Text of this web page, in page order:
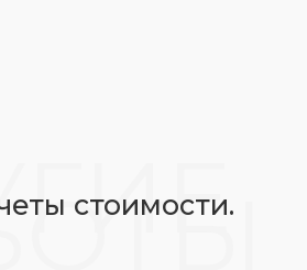
стоимости.